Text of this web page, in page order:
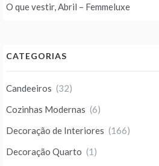
O que vestir, Abril – Femmeluxe
CATEGORIAS
Candeeiros (32)
Cozinhas Modernas (6)
Decoração de Interiores (166)
Decoração Quarto (1)